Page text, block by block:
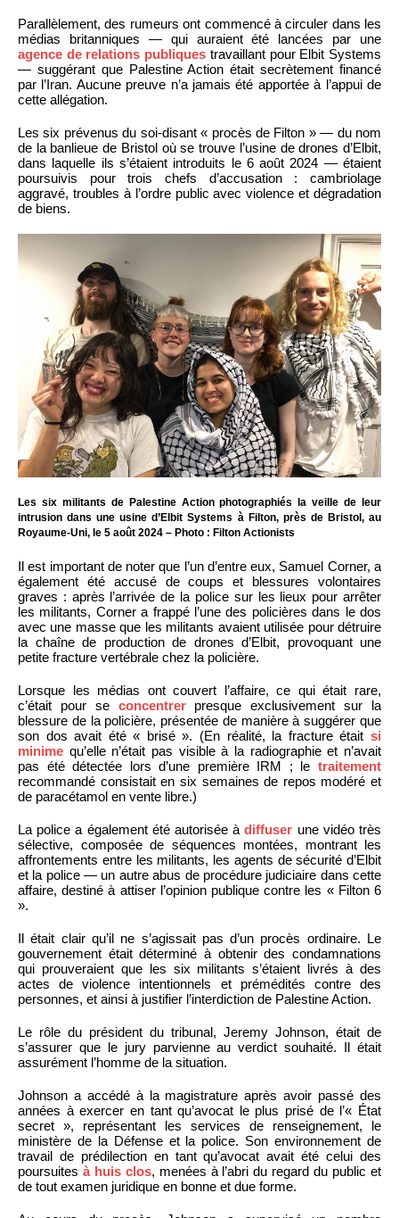
Parallèlement, des rumeurs ont commencé à circuler dans les
médias britanniques — qui auraient été lancées par une
agence de relations publiques travaillant pour Elbit Systems
— suggérant que Palestine Action était secrètement financé
par l’Iran. Aucune preuve n’a jamais été apportée à l’appui de
cette allégation.
Les six prévenus du soi-disant « procès de Filton » — du nom
de la banlieue de Bristol où se trouve l’usine de drones d’Elbit,
dans laquelle ils s’étaient introduits le 6 août 2024 — étaient
poursuivis pour trois chefs d’accusation : cambriolage
aggravé, troubles à l’ordre public avec violence et dégradation
de biens.
Les six militants de Palestine Action photographiés la veille de leur
intrusion dans une usine d’Elbit Systems à Filton, près de Bristol, au
Royaume-Uni, le 5 août 2024 – Photo : Filton Actionists
Il est important de noter que l’un d’entre eux, Samuel Corner, a
également été accusé de coups et blessures volontaires
graves : après l’arrivée de la police sur les lieux pour arrêter
les militants, Corner a frappé l’une des policières dans le dos
avec une masse que les militants avaient utilisée pour détruire
la chaîne de production de drones d’Elbit, provoquant une
petite fracture vertébrale chez la policière.
Lorsque les médias ont couvert l’affaire, ce qui était rare,
c’était pour se concentrerpresque exclusivement sur la
blessure de la policière, présentée de manière à suggérer que
son dos avait été « brisé ». (En réalité, la fracture était si
minime qu’elle n’était pas visible à la radiographie et n’avait
pas été détectée lors d’une première IRM ; le traitement
recommandé consistait en six semaines de repos modéré et
de paracétamol en vente libre.)
La police a également été autorisée àdiffuser une vidéo très
sélective, composée de séquences montées, montrant les
affrontements entre les militants, les agents de sécurité d’Elbit
et la police — un autre abus de procédure judiciaire dans cette
affaire, destiné à attiser l’opinion publique contre les « Filton 6
».
Il était clair qu’il ne s’agissait pas d’un procès ordinaire. Le
gouvernement était déterminé à obtenir des condamnations
qui prouveraient que les six militants s’étaient livrés à des
actes de violence intentionnels et prémédités contre des
personnes, et ainsi à justifier l’interdiction de Palestine Action.
Le rôle du président du tribunal, Jeremy Johnson, était de
s’assurer que le jury parvienne au verdict souhaité. Il était
assurément l’homme de la situation.
Johnson a accédé à la magistrature après avoir passé des
années à exercer en tant qu’avocat le plus prisé de l’« État
secret », représentant les services de renseignement, le
ministère de la Défense et la police. Son environnement de
travail de prédilection en tant qu’avocat avait été celui des
poursuites à huis clos, menées à l’abri du regard du public et
de tout examen juridique en bonne et due forme.